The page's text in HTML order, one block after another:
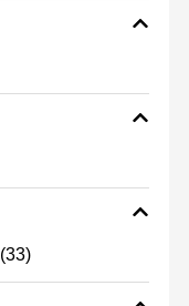
(33)